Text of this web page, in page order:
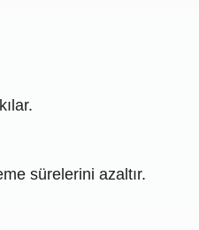
sürelerini azaltır.